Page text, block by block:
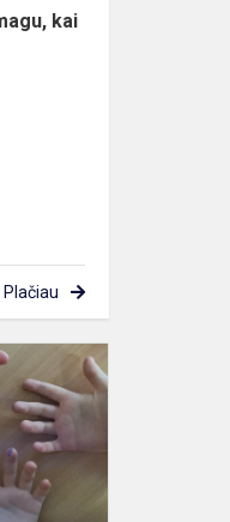
kai
Plačiau
pamokėlės